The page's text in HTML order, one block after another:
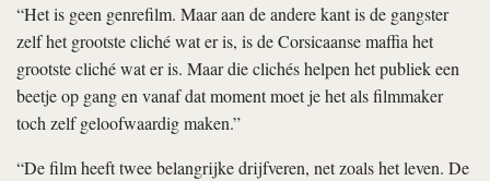
“Het is geen genrefilm. Maar aan de andere kant is de gangster
zelf het grootste cliché wat er is, is de Corsicaanse maffia het
grootste cliché wat er is. Maar die clichés helpen het publiek een
beetje op gang en vanaf dat moment moet je het als filmmaker
toch zelf geloofwaardig maken.”
“De film heeft twee belangrijke drijfveren, net zoals het leven. De